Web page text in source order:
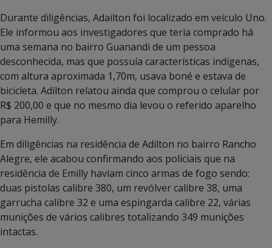
Durante diligências, Adailton foi localizado em veículo Uno.
Ele informou aos investigadores que teria comprado há
uma semana no bairro Guanandi de um pessoa
desconhecida, mas que possuía características indígenas,
com altura aproximada 1,70m, usava boné e estava de
bicicleta. Adilton relatou ainda que comprou o celular por
R$ 200,00 e que no mesmo dia levou o referido aparelho
para Hemilly.
Em diligências na residência de Adilton no bairro Rancho
Alegre, ele acabou confirmando aos policiais que na
residência de Emilly haviam cinco armas de fogo sendo:
duas pistolas calibre 380, um revólver calibre 38, uma
garrucha calibre 32 e uma espingarda calibre 22, várias
munições de vários calibres totalizando 349 munições
intactas.